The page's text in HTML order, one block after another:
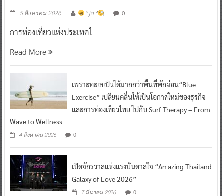
5 สิงหาคม 2026 ^ jo ^ 0
การท่องเที่ยวแห่งประเทศไ
Read More
เพราะทะเลเป็นได้มากกว่าพื้นที่พักผ่อน“Blue
Exercise” เปลี่ยนคลื่นให้เป็นโอกาสใหม่ของธุรกิจ
และการท่องเที่ยวไทย ไปกับ Surf Therapy – From
Wave to Wellness
4 สิงหาคม 2026 0
เปิดจักรวาลแห่งแรงบันดาลใจ “Amazing Thailand
Galaxy of Love 2026”
7 มีนาคม 2026 0